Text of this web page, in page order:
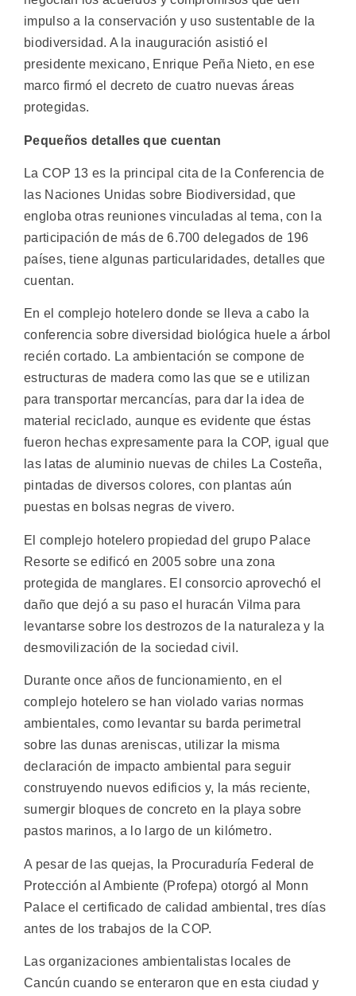
impulso a la conservación y uso sustentable de la
biodiversidad. A la inauguración asistió el
presidente mexicano, Enrique Peña Nieto, en ese
marco firmó el decreto de cuatro nuevas áreas
protegidas.
Pequeños detalles que cuentan
La COP 13 es la principal cita de la Conferencia de
las Naciones Unidas sobre Biodiversidad, que
engloba otras reuniones vinculadas al tema, con la
participación de más de 6.700 delegados de 196
países, tiene algunas particularidades, detalles que
cuentan.
En el complejo hotelero donde se lleva a cabo la
conferencia sobre diversidad biológica huele a árbol
recién cortado. La ambientación se compone de
estructuras de madera como las que se e utilizan
para transportar mercancías, para dar la idea de
material reciclado, aunque es evidente que éstas
fueron hechas expresamente para la COP, igual que
las latas de aluminio nuevas de chiles La Costeña,
pintadas de diversos colores, con plantas aún
puestas en bolsas negras de vivero.
El complejo hotelero propiedad del grupo Palace
Resorte se edificó en 2005 sobre una zona
protegida de manglares. El consorcio aprovechó el
daño que dejó a su paso el huracán Vilma para
levantarse sobre los destrozos de la naturaleza y la
desmovilización de la sociedad civil.
Durante once años de funcionamiento, en el
complejo hotelero se han violado varias normas
ambientales, como levantar su barda perimetral
sobre las dunas areniscas, utilizar la misma
declaración de impacto ambiental para seguir
construyendo nuevos edificios y, la más reciente,
sumergir bloques de concreto en la playa sobre
pastos marinos, a lo largo de un kilómetro.
A pesar de las quejas, la Procuraduría Federal de
Protección al Ambiente (Profepa) otorgó al Monn
Palace el certificado de calidad ambiental, tres días
antes de los trabajos de la COP.
Las organizaciones ambientalistas locales de
Cancún cuando se enteraron que en esta ciudad y